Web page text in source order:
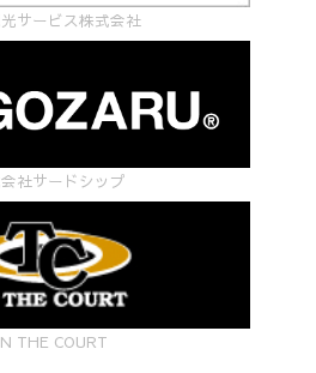
サービス株式会社
社サードシップ
THE COURT